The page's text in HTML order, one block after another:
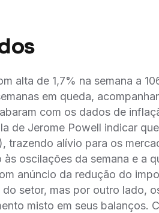
alta de 1,7% na semana a
em queda,
com os dados de
de Jerome Powell indicar
trazendo alívio para os
oscilações da semana e a
anúncio da redução do
setor, mas por outro lado,
misto em seus balanços.